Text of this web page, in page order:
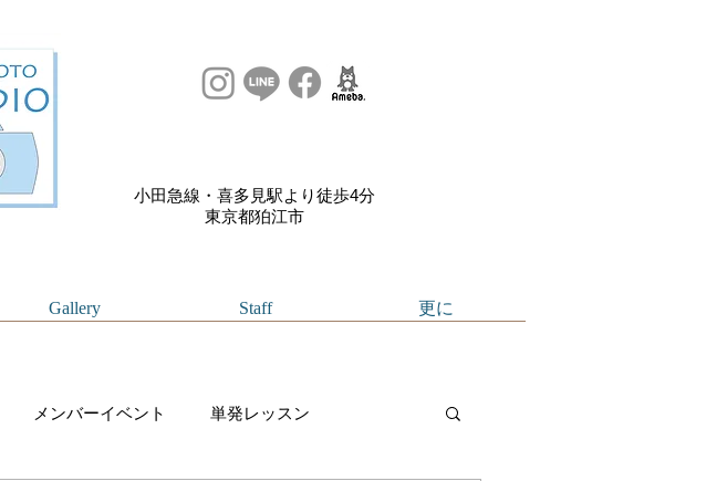
小田急線・喜多見駅より徒歩4分
​東京都狛江市
Gallery Staff 更に
メンバーイベント 単発レッスン